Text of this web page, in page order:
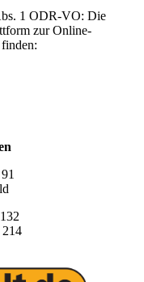
1 ODR-VO: Die
zur Online-